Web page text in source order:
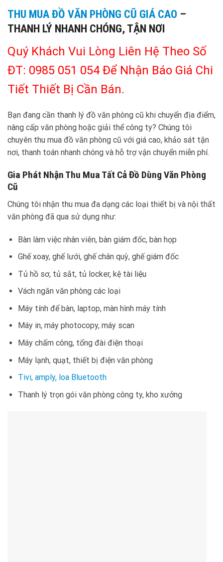
THU MUA ĐỒ VĂN PHÒNG CŨ GIÁ CAO –
THANH LÝ NHANH CHÓNG, TẬN NƠI
Quý Khách Vui Lòng Liên Hệ Theo Số
ĐT: 0985 051 054 Để Nhận Báo Giá Chi
Tiết Thiết Bị Cần Bán.
Bạn đang cần thanh lý đồ văn phòng cũ khi chuyển địa điểm,
nâng cấp văn phòng hoặc giải thể công ty? Chúng tôi
chuyên thu mua đồ văn phòng cũ với giá cao, khảo sát tận
nơi, thanh toán nhanh chóng và hỗ trợ vận chuyển miễn phí.
Gia Phát Nhận Thu Mua Tất Cả Đồ Dùng Văn Phòng
Cũ
Chúng tôi nhận thu mua đa dạng các loại thiết bị và nội thất
văn phòng đã qua sử dụng như:
Bàn làm việc nhân viên, bàn giám đốc, bàn họp
Ghế xoay, ghế lưới, ghế chân quỳ, ghế giám đốc
Tủ hồ sơ, tủ sắt, tủ locker, kệ tài liệu
Vách ngăn văn phòng các loại
Máy tính để bàn, laptop, màn hình máy tính
Máy in, máy photocopy, máy scan
Máy chấm công, tổng đài điện thoại
Máy lạnh, quạt, thiết bị điện văn phòng
Tivi, amply, loa Bluetooth
Thanh lý trọn gói văn phòng công ty, kho xưởng